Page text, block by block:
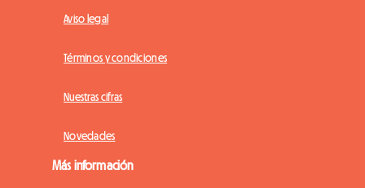
Aviso legal
Términos y condiciones
Nuestras cifras
Novedades
Más información